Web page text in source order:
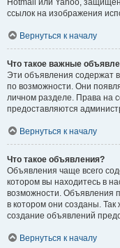
Hotmail или Yahoo,
ссылок на изображения
Вернуться к началу
Что такое важные
Эти объявления содержат
по возможности. Они
личном разделе. Права на
предоставляются
Вернуться к началу
Что такое объявления?
Объявления чаще всего
котором вы находитесь в
возможности. Объявления
в котором они созданы.
создание объявлений
Вернуться к началу